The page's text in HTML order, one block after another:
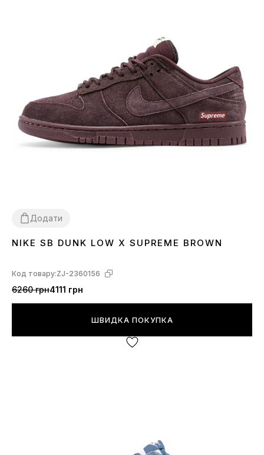
Додати
4041 4243 4445
NIKE SB DUNK LOW X SUPREME BROWN
Код товару:ZJ-2360156
6260 грн4111 грн
ШВИДКА ПОКУПКА